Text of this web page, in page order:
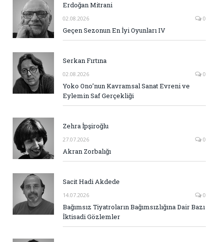
Erdoğan Mitrani
02.08.2026 0
Geçen Sezonun En İyi Oyunları IV
Serkan Fırtına
02.08.2026 0
Yoko Ono’nun Kavramsal Sanat Evreni ve
Eylemin Saf Gerçekliği
Zehra İpşiroğlu
27.07.2026 0
Akran Zorbalığı
Sacit Hadi Akdede
14.07.2026 0
Bağımsız Tiyatroların Bağımsızlığına Dair Bazı
İktisadi Gözlemler